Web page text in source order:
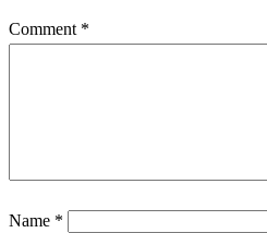
Comment *
Name *